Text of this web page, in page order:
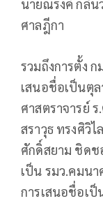
นายณรงค์ กลั่
ศาลฎีกา
รวมถึงการตั้ง
เสนอชื่อเป็นตุ
ศาสตราจารย์
สราวุธ ทรงศิวิ
ศักดิ์สยาม ชิดช
เป็น รมว.คมน
การเสนอชื่อเ